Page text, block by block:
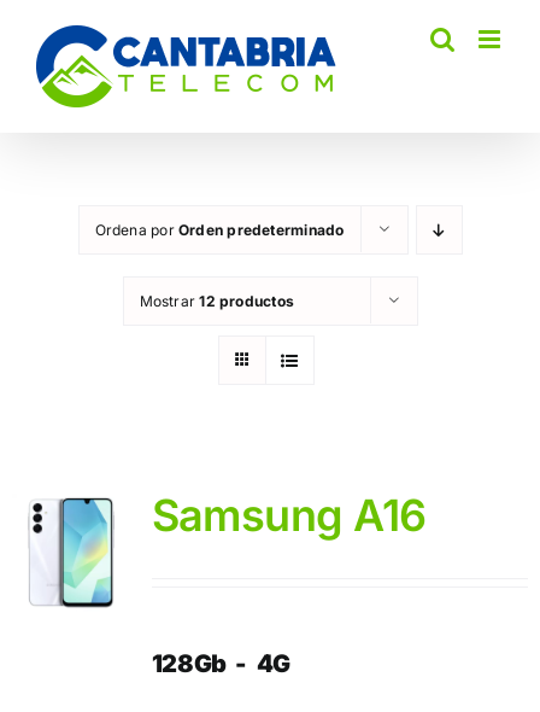
contenido
Ordena por Orden predeterminado
Mostrar12 productos
Samsung A16
128Gb - 4G